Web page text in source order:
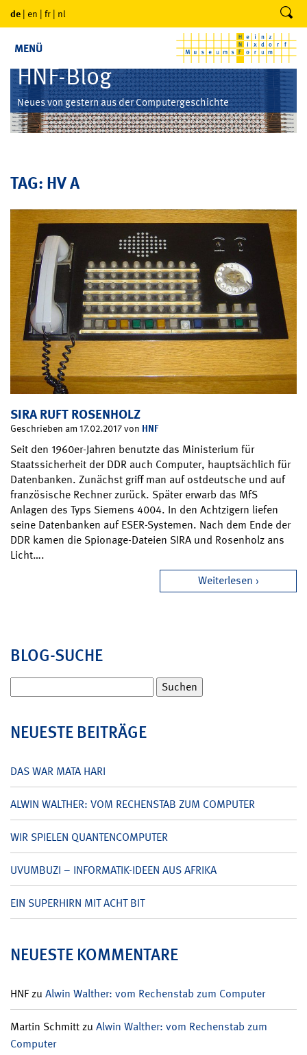
de | en | fr | nl
MENÜ
HNF-Blog
Neues von gestern aus der Computergeschichte
TAG: HV A
SIRA RUFT ROSENHOLZ
Geschrieben am 17.02.2017 von HNF
Seit den 1960er-Jahren benutzte das Ministerium für
Staatssicherheit der DDR auch Computer, hauptsächlich für
Datenbanken. Zunächst griff man auf ostdeutsche und auf
französische Rechner zurück. Später erwarb das MfS
Anlagen des Typs Siemens 4004. In den Achtzigern liefen
seine Datenbanken auf ESER-Systemen. Nach dem Ende der
DDR kamen die Spionage-Dateien SIRA und Rosenholz ans
Licht….
Weiterlesen
BLOG-SUCHE
nach:
NEUESTE BEITRÄGE
DAS WAR MATA HARI
ALWIN WALTHER: VOM RECHENSTAB ZUM COMPUTER
WIR SPIELEN QUANTENCOMPUTER
UVUMBUZI – INFORMATIK-IDEEN AUS AFRIKA
EIN SUPERHIRN MIT ACHT BIT
NEUESTE KOMMENTARE
HNFzu Alwin Walther: vom Rechenstab zum Computer
Martin Schmittzu Alwin Walther: vom Rechenstab zum
Computer